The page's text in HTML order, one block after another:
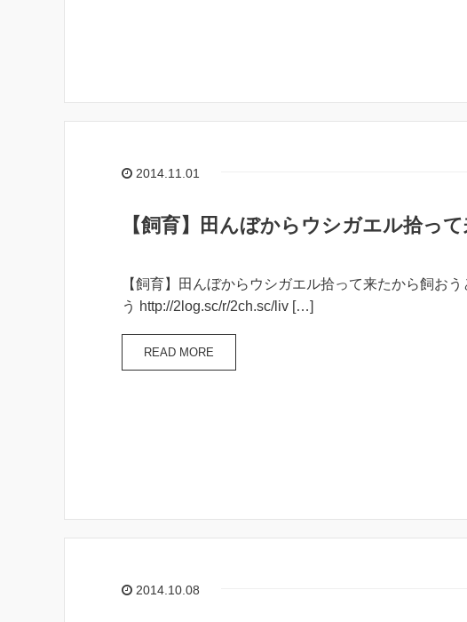
2014.11.01
【飼育】田んぼからウシガエル拾っ
【飼育】田んぼからウシガエル拾って来たから飼おう
う http://2log.sc/r/2ch.sc/liv […]
READ MORE
2014.10.08